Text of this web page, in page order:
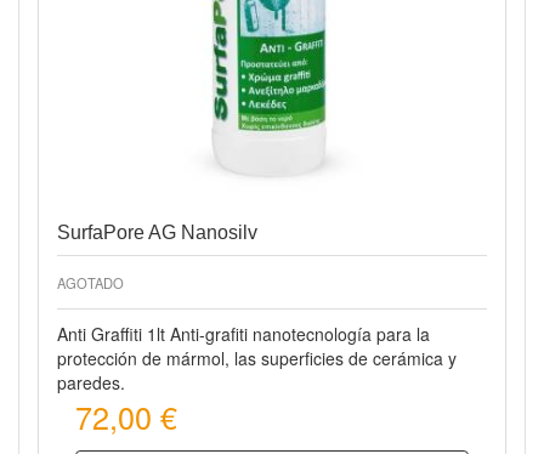
SurfaPore AG Nanosilv
AGOTADO
Anti Graffiti 1lt Anti-grafiti nanotecnología para la
protección de mármol, las superficies de cerámica y
paredes.
72,00 €
Vista rápida